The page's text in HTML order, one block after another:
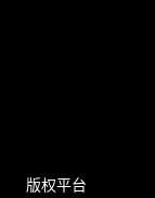
版权平台